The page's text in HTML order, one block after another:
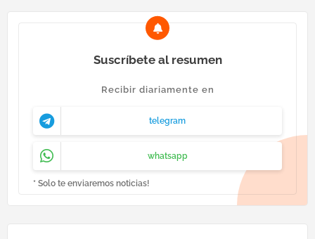
Suscríbete al resumen
Recibir diariamente en
telegram
whatsapp
* Solo te enviaremos noticias!